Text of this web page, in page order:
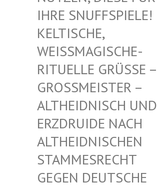
RE SNUFFSPIELE! KE
LTISCHE, WE
ISSMAGISCHE- RIT
UELLE GRÜSSE – GROSS
MEISTER – ALTHE
IDNISCH UND ERZDR
UIDE NACH ALTHE
IDNISCHEN STAMM
ESRECHT GEGEN
DEUTSCHE DRUID